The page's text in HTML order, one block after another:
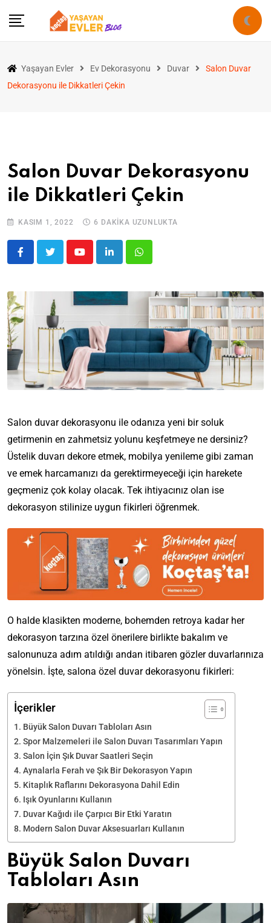
Yaşayan Evler Ev Dekorasyonu Duvar
Salon Duvar
Dekorasyonu ile Dikkatleri Çekin
Salon Duvar Dekorasyonu
ile Dikkatleri Çekin
KASIM 1, 2022 6 DAKIKA UZUNLUKTA
Salon duvar dekorasyonu ile odanıza yeni bir soluk
getirmenin en zahmetsiz yolunu keşfetmeye ne dersiniz?
Üstelik duvarı dekore etmek, mobilya yenileme gibi zaman
ve emek harcamanızı da gerektirmeyeceği için harekete
geçmeniz çok kolay olacak. Tek ihtiyacınız olan ise
dekorasyon stilinize uygun fikirleri öğrenmek.
O halde klasikten moderne, bohemden retroya kadar her
dekorasyon tarzına özel önerilere birlikte bakalım ve
salonunuza adım atıldığı andan itibaren gözler duvarlarınıza
yönelsin. İşte, salona özel duvar dekorasyonu fikirleri:
İçerikler
Büyük Salon Duvarı Tabloları Asın
Spor Malzemeleri ile Salon Duvarı Tasarımları Yapın
Salon İçin Şık Duvar Saatleri Seçin
Aynalarla Ferah ve Şık Bir Dekorasyon Yapın
Kitaplık Raflarını Dekorasyona Dahil Edin
Işık Oyunlarını Kullanın
Duvar Kağıdı ile Çarpıcı Bir Etki Yaratın
Modern Salon Duvar Aksesuarları Kullanın
Büyük Salon Duvarı
Tabloları Asın